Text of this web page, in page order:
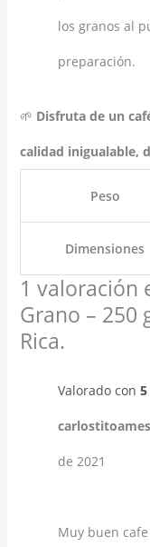
los granos al
preparación.
🌱 Disfruta de un
calidad inigualable,
Peso
Dimensiones
1 valoración
Grano – 250
Rica.
Valorado con 5
de 2021
Muy buen cafe